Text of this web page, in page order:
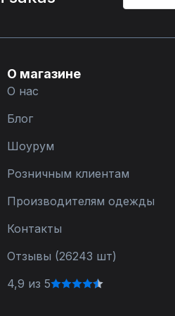
О магазине
О нас
Блог
Шоурум
Розничным клиентам
Производителям одежды
Контакты
Отзывы (26243 шт)
4,9 из 5